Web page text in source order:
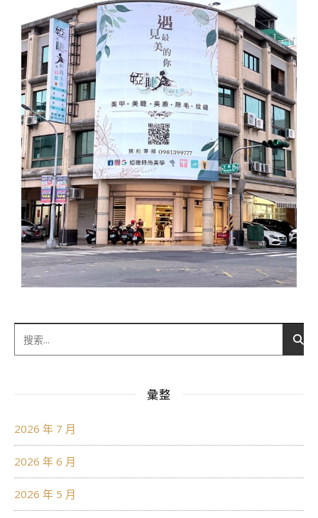
彙整
2026 年 7 月
2026 年 6 月
2026 年 5 月